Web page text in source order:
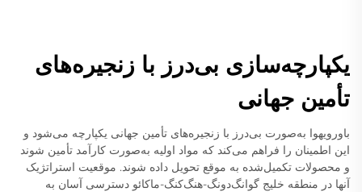
یکپارچه‌سازی بی‌درز با زنجیره‌های
تأمین جهانی
باورویهوا به‌صورت بی‌درز با زنجیره‌های تأمین جهانی یکپارچه می‌شود و
این اطمینان را فراهم می‌کند که مواد اولیه به‌صورت کارآمد تأمین شوند
و محصولات تکمیل‌شده به موقع تحویل داده شوند. موقعیت استراتژیک
آنها در منطقه خلیج گوانگ‌دونگ-هنگ‌کنگ-ماکائو دسترسی آسان به